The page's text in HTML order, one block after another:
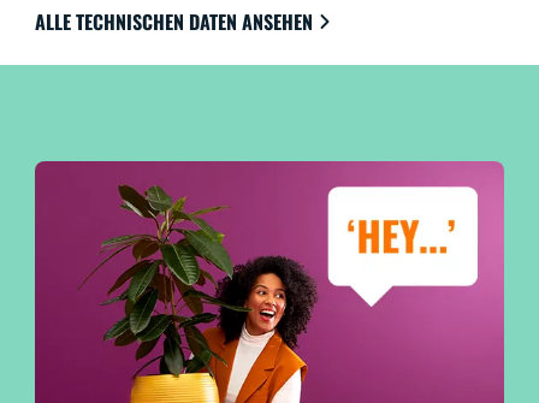
ALLE TECHNISCHEN DATEN ANSEHEN